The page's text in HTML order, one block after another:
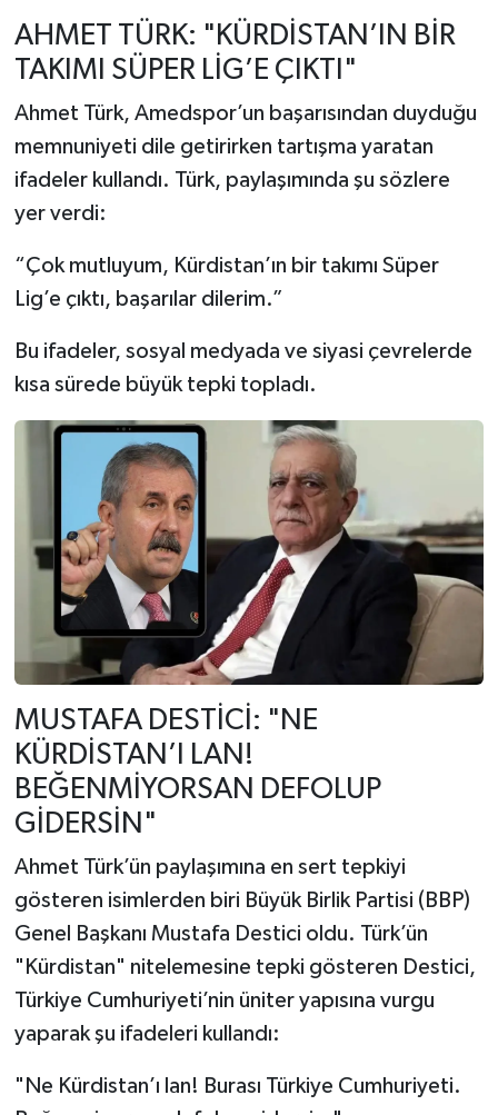
AHMET TÜRK: "KÜRDİSTAN’IN BİR
TAKIMI SÜPER LİG’E ÇIKTI"
Ahmet Türk, Amedspor’un başarısından duyduğu
memnuniyeti dile getirirken tartışma yaratan
ifadeler kullandı. Türk, paylaşımında şu sözlere
yer verdi:
“Çok mutluyum, Kürdistan’ın bir takımı Süper
Lig’e çıktı, başarılar dilerim.”
Bu ifadeler, sosyal medyada ve siyasi çevrelerde
kısa sürede büyük tepki topladı.
MUSTAFA DESTİCİ: "NE
KÜRDİSTAN’I LAN!
BEĞENMİYORSAN DEFOLUP
GİDERSİN"
Ahmet Türk’ün paylaşımına en sert tepkiyi
gösteren isimlerden biri Büyük Birlik Partisi (BBP)
Genel Başkanı Mustafa Destici oldu. Türk’ün
"Kürdistan" nitelemesine tepki gösteren Destici,
Türkiye Cumhuriyeti’nin üniter yapısına vurgu
yaparak şu ifadeleri kullandı:
"Ne Kürdistan’ı lan! Burası Türkiye Cumhuriyeti.